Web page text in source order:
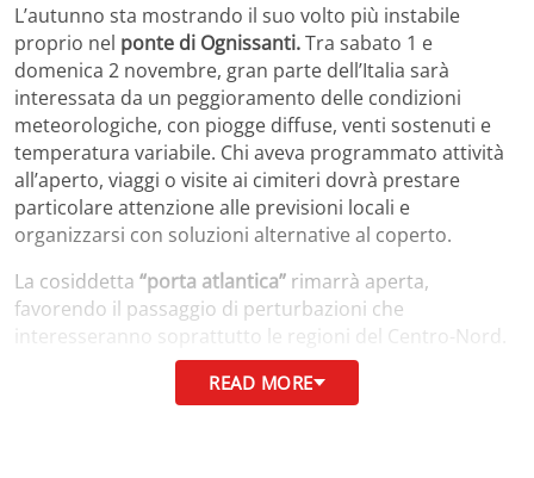
L’autunno sta mostrando il suo volto più instabile
proprio nel ponte di Ognissanti.Tra sabato 1 e
domenica 2 novembre, gran parte dell’Italia sarà
interessata da un peggioramento delle condizioni
meteorologiche, con piogge diffuse, venti sostenuti e
temperatura variabile. Chi aveva programmato attività
all’aperto, viaggi o visite ai cimiteri dovrà prestare
particolare attenzione alle previsioni locali e
organizzarsi con soluzioni alternative al coperto.
La cosiddetta “porta atlantica” rimarrà aperta,
favorendo il passaggio di perturbazioni che
interesseranno soprattutto le regioni del Centro-Nord.
Al Sud, invece, le condizioni saranno leggermente più
stabili, ma non mancheranno temporanee
READ MORE